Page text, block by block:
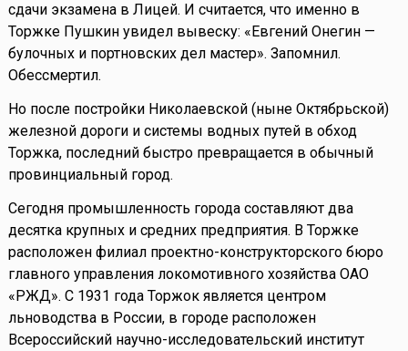
сдачи экзамена в Лицей. И считается, что именно в
Торжке Пушкин увидел вывеску: «Евгений Онегин —
булочных и портновских дел мастер». Запомнил.
Обессмертил.
Но после постройки Николаевской (ныне Октябрьской)
железной дороги и системы водных путей в обход
Торжка, последний быстро превращается в обычный
провинциальный город.
Сегодня промышленность города составляют два
десятка крупных и средних предприятия. В Торжке
расположен филиал проектно-конструкторского бюро
главного управления локомотивного хозяйства ОАО
«РЖД». С 1931 года Торжок является центром
льноводства в России, в городе расположен
Всероссийский научно-исследовательский институт